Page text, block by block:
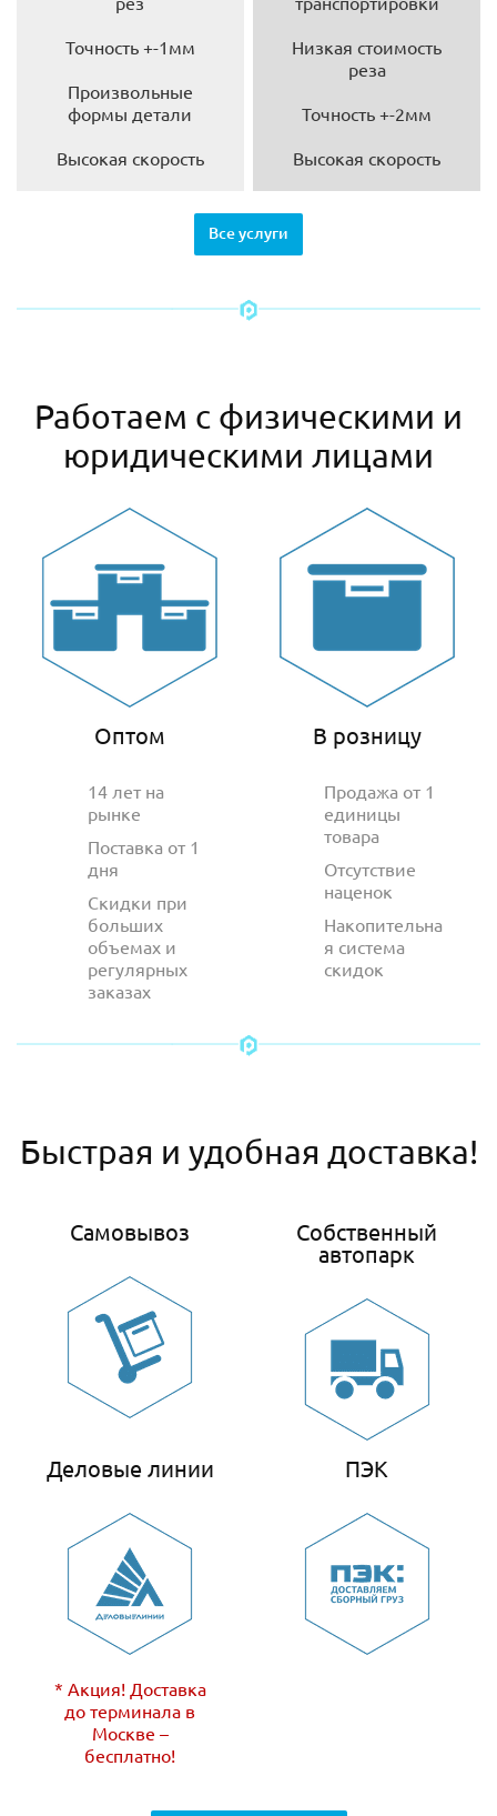
Точность +-1мм
Произвольные
формы детали
Высокая скорость
Низкая стоимость
реза
Точность +-2мм
Высокая скорость
Все услуги
Работаем с физическими и
юридическими лицами
Оптом
14 лет на
рынке
Поставка от 1
дня
Скидки при
больших
объемах и
регулярных
заказах
В розницу
Продажа от 1
единицы
товара
Отсутствие
наценок
Накопительна
я система
скидок
Быстрая и удобная доставка!
Самовывоз
Собственный
автопарк
Деловые линии
* Акция! Доставка
до терминала в
Москве –
бесплатно!
ПЭК